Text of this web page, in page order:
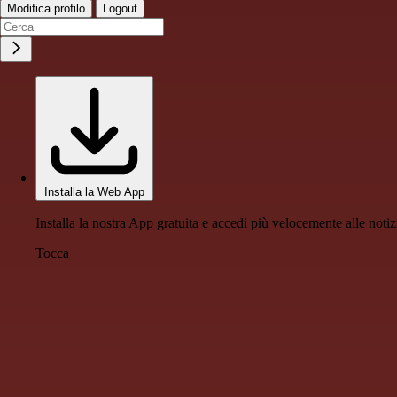
Modifica profilo Logout
Installa la Web App
Installa la nostra App gratuita e accedi più velocemente alle
Tocca